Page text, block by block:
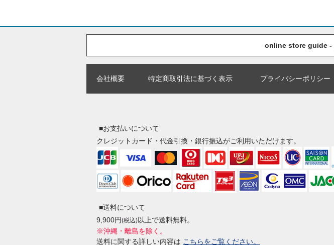
online store guide -
会社概要 特定商取引法に基づく表示 プライバシーポリシー
■お支払いについて
クレジットカード・代金引換・銀行振込がご利用いただけます。
■送料について
9,900円(税込)以上で送料無料。
※沖縄・離島を除く。
送料に関する詳しい内容は こちらをご覧ください。